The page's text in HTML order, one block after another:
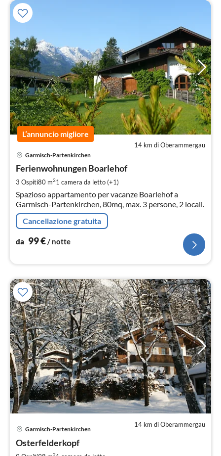
L’annuncio migliore
14 km di Oberammergau
Garmisch-Partenkirchen
Ferienwohnungen Boarlehof
3 Ospiti80 m21 camera da letto (+1)
Spazioso appartamento per vacanze Boarlehof a
Garmisch-Partenkirchen, 80mq, max. 3 persone, 2 locali.
Cancellazione gratuita
da 99€/ notte
14 km di Oberammergau
Garmisch-Partenkirchen
Osterfelderkopf
2